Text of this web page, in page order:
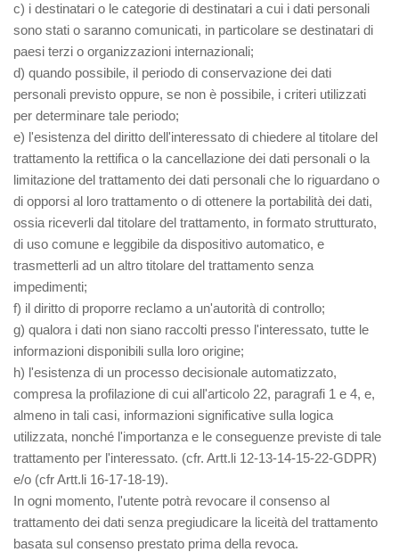
c) i destinatari o le categorie di destinatari a cui i dati personali
sono stati o saranno comunicati, in particolare se destinatari di
paesi terzi o organizzazioni internazionali;
d) quando possibile, il periodo di conservazione dei dati
personali previsto oppure, se non è possibile, i criteri utilizzati
per determinare tale periodo;
e) l'esistenza del diritto dell'interessato di chiedere al titolare del
trattamento la rettifica o la cancellazione dei dati personali o la
limitazione del trattamento dei dati personali che lo riguardano o
di opporsi al loro trattamento o di ottenere la portabilità dei dati,
ossia riceverli dal titolare del trattamento, in formato strutturato,
di uso comune e leggibile da dispositivo automatico, e
trasmetterli ad un altro titolare del trattamento senza
impedimenti;
f) il diritto di proporre reclamo a un'autorità di controllo;
g) qualora i dati non siano raccolti presso l'interessato, tutte le
informazioni disponibili sulla loro origine;
h) l'esistenza di un processo decisionale automatizzato,
compresa la profilazione di cui all'articolo 22, paragrafi 1 e 4, e,
almeno in tali casi, informazioni significative sulla logica
utilizzata, nonché l'importanza e le conseguenze previste di tale
trattamento per l'interessato. (cfr. Artt.li 12-13-14-15-22-GDPR)
e/o (cfr Artt.li 16-17-18-19).
In ogni momento, l'utente potrà revocare il consenso al
trattamento dei dati senza pregiudicare la liceità del trattamento
basata sul consenso prestato prima della revoca.